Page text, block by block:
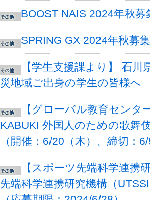
BOOST NAIS 2024年秋
SPRING GX 2024年秋募
【学生支援課より】 石
災地域ご出身の学生の皆様へ
【グローバル教育センタ
KABUKI 外国人のための歌舞
（開催：6/20（木）、締切：
【スポーツ先端科学連携
先端科学連携研究機構（